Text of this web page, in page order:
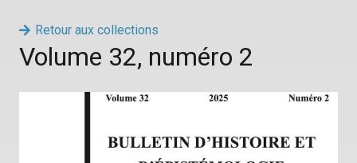
Retour aux collections
Volume 32, numéro 2